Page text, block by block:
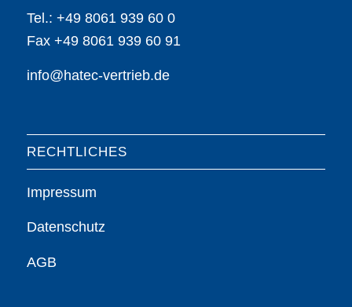
Tel.: +49 8061 939 60 0
Fax +49 8061 939 60 91
info@hatec-vertrieb.de
RECHTLICHES
Impressum
Datenschutz
AGB